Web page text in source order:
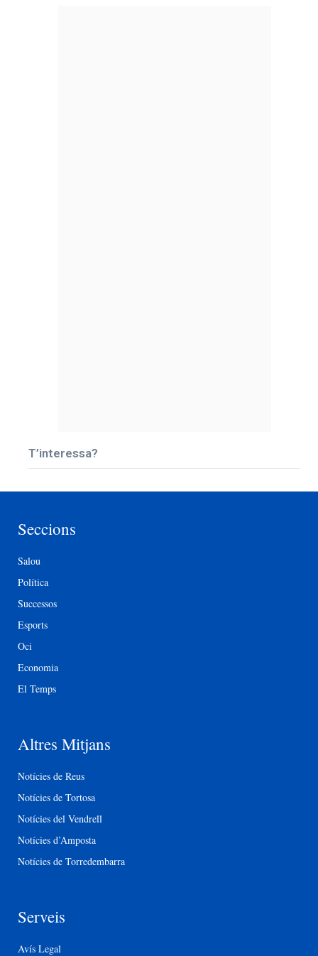
T’interessa?
Seccions
Salou
Política
Successos
Esports
Oci
Economia
El Temps
Altres Mitjans
Notícies de Reus
Notícies de Tortosa
Notícies del Vendrell
Notícies d’Amposta
Notícies de Torredembarra
Serveis
Avís Legal